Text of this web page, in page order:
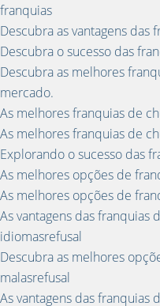
franquias
Descubra as vantagens das
Descubra o sucesso das
Descubra as melhores
mercado.
As melhores franquias de
As melhores franquias de
Explorando o sucesso das
As melhores opções de
As melhores opções de
As vantagens das franquias
idiomasrefusal
Descubra as melhores
malasrefusal
As vantagens das franquias